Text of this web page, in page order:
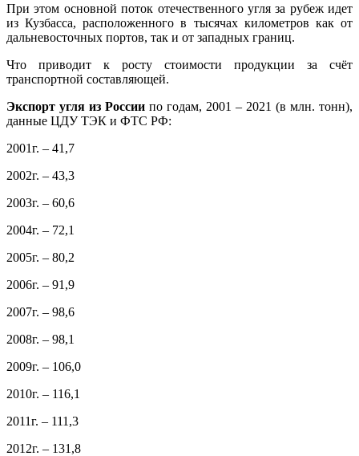
При этом основной поток отечественного угля за рубеж идет
из Кузбасса, расположенного в тысячах километров как от
дальневосточных портов, так и от западных границ.
Что приводит к росту стоимости продукции за счёт
транспортной составляющей.
Экспорт угля из России по годам, 2001 – 2021 (в млн. тонн),
данные ЦДУ ТЭК и ФТС РФ:
2001г. – 41,7
2002г. – 43,3
2003г. – 60,6
2004г. – 72,1
2005г. – 80,2
2006г. – 91,9
2007г. – 98,6
2008г. – 98,1
2009г. – 106,0
2010г. – 116,1
2011г. – 111,3
2012г. – 131,8